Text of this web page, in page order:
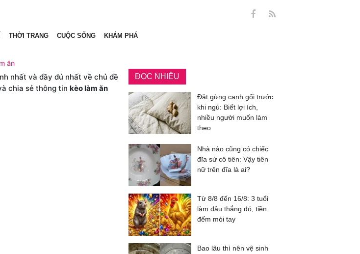
THỜI TRANG CUỘC SỐNG KHÁM PHÁ
ăn
nhất và đầy đủ nhất về chủ đề
chia sẻ thông tin kèo làm ăn
ĐỌC NHIỀU
Đặt gừng cạnh gối trước
khi ngủ: Biết lợi ích,
nhiều người muốn làm
theo
Nhà nào cũng có chiếc
đĩa sứ cô tiên: Vậy tiên
nữ trên đĩa là ai?
Từ 8/8 đến 16/8: 3 tuổi
làm đâu thắng đó, tiền
đếm mỏi tay
Bao lâu thì nên vệ sinh